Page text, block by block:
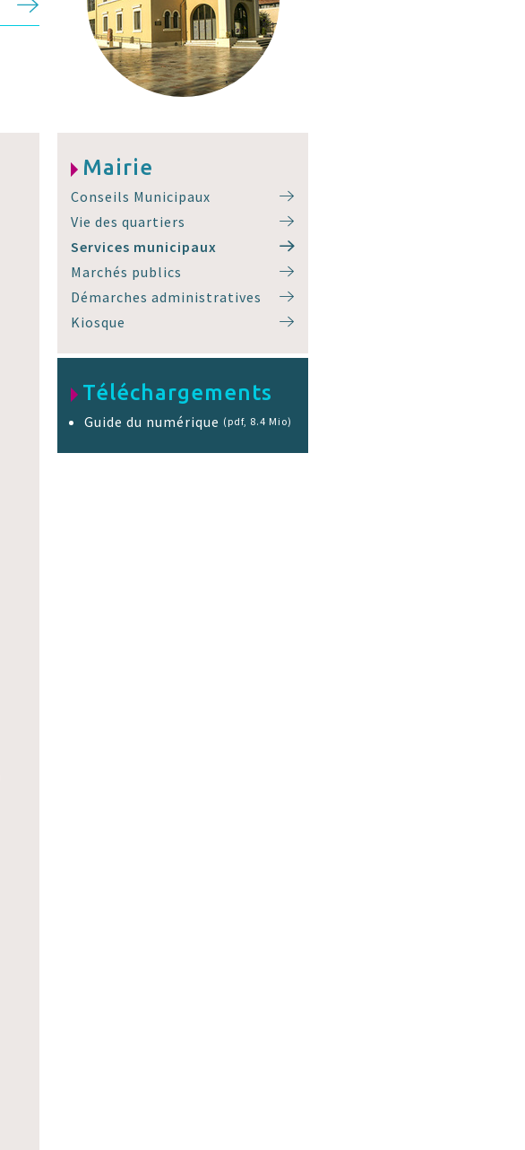
Mairie
Conseils Municipaux
Vie des quartiers
Services municipaux
Marchés publics
Démarches administratives
Kiosque
Téléchargements
Guide du numérique (pdf, 8.4 Mio)